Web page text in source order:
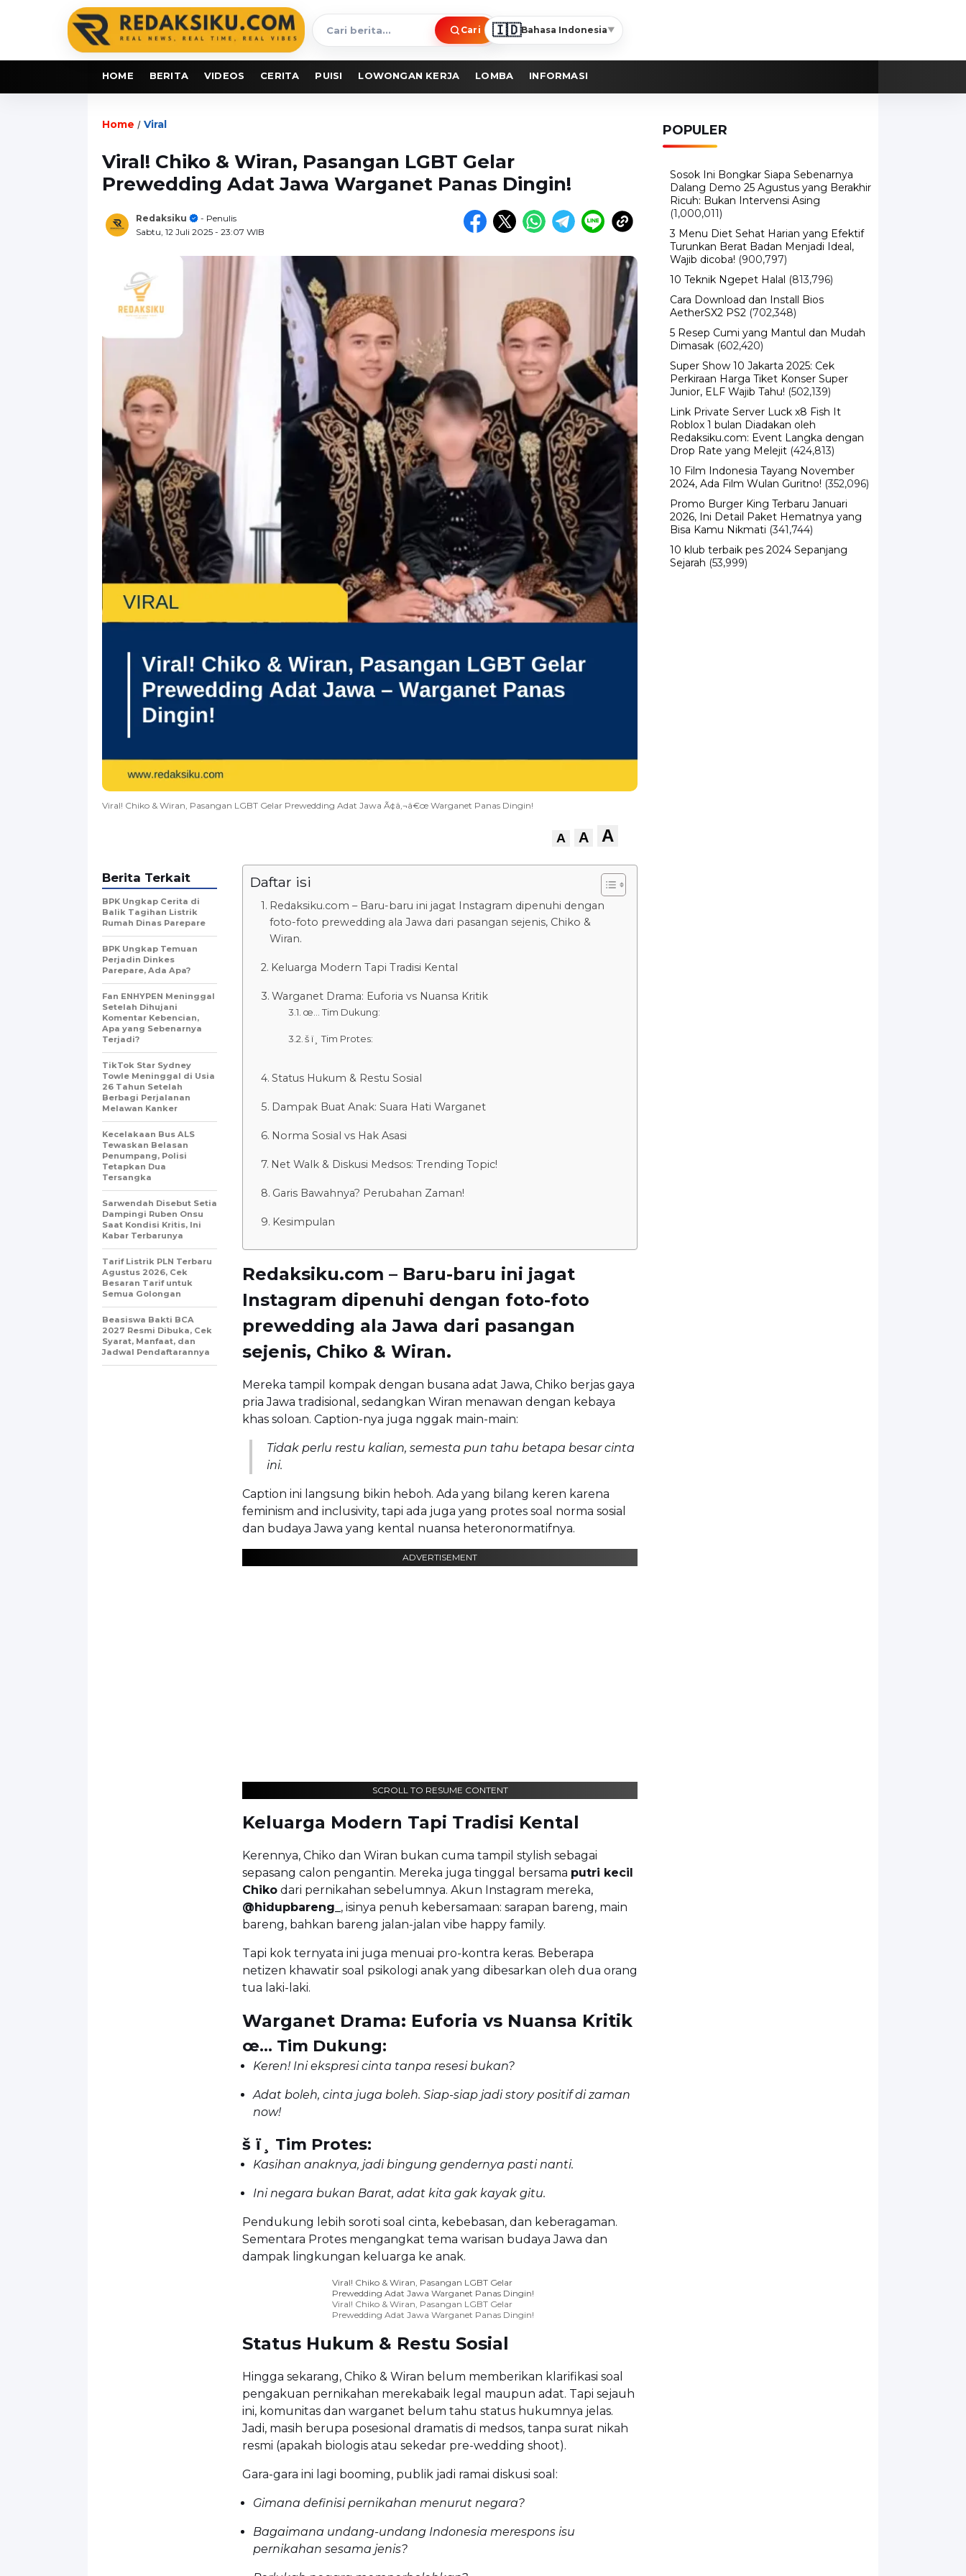
Cari
berita
Cari 🇮🇩Bahasa Indonesia▼
HOME BERITA VIDEOS CERITA PUISI LOWONGAN KERJA LOMBA INFORMASI
Home / Viral
Viral! Chiko & Wiran, Pasangan LGBT Gelar
Prewedding Adat Jawa Warganet Panas Dingin!
Redaksiku
- Penulis
Sabtu, 12 Juli 2025 - 23:07 WIB
Viral! Chiko & Wiran, Pasangan LGBT Gelar Prewedding Adat Jawa Ã¢â‚¬â€œ Warganet Panas Dingin!
A A A
Daftar isi
Redaksiku.com – Baru-baru ini jagat Instagram dipenuhi dengan
foto-foto prewedding ala Jawa dari pasangan sejenis, Chiko &
Wiran.
Keluarga Modern Tapi Tradisi Kental
Warganet Drama: Euforia vs Nuansa Kritik
œ… Tim Dukung:
š ï¸ Tim Protes:
Status Hukum & Restu Sosial
Dampak Buat Anak: Suara Hati Warganet
Norma Sosial vs Hak Asasi
Net Walk & Diskusi Medsos: Trending Topic!
Garis Bawahnya? Perubahan Zaman!
Kesimpulan
Redaksiku.com – Baru-baru ini jagat
Instagram dipenuhi dengan foto-foto
prewedding ala Jawa dari pasangan
sejenis, Chiko & Wiran.
Mereka tampil kompak dengan busana adat Jawa, Chiko berjas gaya
pria Jawa tradisional, sedangkan Wiran menawan dengan kebaya
khas soloan. Caption-nya juga nggak main-main:
Tidak perlu restu kalian, semesta pun tahu betapa besar cinta
ini.
Caption ini langsung bikin heboh. Ada yang bilang keren karena
feminism and inclusivity, tapi ada juga yang protes soal norma sosial
dan budaya Jawa yang kental nuansa heteronormatifnya.
ADVERTISEMENT
SCROLL TO RESUME CONTENT
Keluarga Modern Tapi Tradisi Kental
Kerennya, Chiko dan Wiran bukan cuma tampil stylish sebagai
sepasang calon pengantin. Mereka juga tinggal bersama putri kecil
Chiko dari pernikahan sebelumnya. Akun Instagram mereka,
@hidupbareng_ , isinya penuh kebersamaan: sarapan bareng, main
bareng, bahkan bareng jalan-jalan vibe happy family.
Tapi kok ternyata ini juga menuai pro-kontra keras. Beberapa
netizen khawatir soal psikologi anak yang dibesarkan oleh dua orang
tua laki-laki.
Warganet Drama: Euforia vs Nuansa Kritik
œ… Tim Dukung:
Keren! Ini ekspresi cinta tanpa resesi bukan?
Adat boleh, cinta juga boleh. Siap-siap jadi story positif di zaman
now!
š ï¸ Tim Protes:
Kasihan anaknya, jadi bingung gendernya pasti nanti.
Ini negara bukan Barat, adat kita gak kayak gitu.
Pendukung lebih soroti soal cinta, kebebasan, dan keberagaman.
Sementara Protes mengangkat tema warisan budaya Jawa dan
dampak lingkungan keluarga ke anak.
Viral! Chiko & Wiran, Pasangan LGBT Gelar
Prewedding Adat Jawa Warganet Panas Dingin!
Viral! Chiko & Wiran, Pasangan LGBT Gelar
Prewedding Adat Jawa Warganet Panas Dingin!
Status Hukum & Restu Sosial
Hingga sekarang, Chiko & Wiran belum memberikan klarifikasi soal
pengakuan pernikahan merekabaik legal maupun adat. Tapi sejauh
ini, komunitas dan warganet belum tahu status hukumnya jelas.
Jadi, masih berupa posesional dramatis di medsos, tanpa surat nikah
resmi (apakah biologis atau sekedar pre-wedding shoot).
Gara-gara ini lagi booming, publik jadi ramai diskusi soal:
Gimana definisi pernikahan menurut negara?
Bagaimana undang-undang Indonesia merespons isu
pernikahan sesama jenis?
Berita Terkait
BPK Ungkap Cerita di
Balik Tagihan Listrik
Rumah Dinas Parepare
BPK Ungkap Temuan
Perjadin Dinkes
Parepare, Ada Apa?
Fan ENHYPEN Meninggal
Setelah Dihujani
Komentar Kebencian,
Apa yang Sebenarnya
Terjadi?
TikTok Star Sydney
Towle Meninggal di Usia
26 Tahun Setelah
Berbagi Perjalanan
Melawan Kanker
Kecelakaan Bus ALS
Tewaskan Belasan
Penumpang, Polisi
Tetapkan Dua
Tersangka
Sarwendah Disebut Setia
Dampingi Ruben Onsu
Saat Kondisi Kritis, Ini
Kabar Terbarunya
Tarif Listrik PLN Terbaru
Agustus 2026, Cek
Besaran Tarif untuk
Semua Golongan
Beasiswa Bakti BCA
2027 Resmi Dibuka, Cek
Syarat, Manfaat, dan
Jadwal Pendaftarannya
POPULER
Sosok Ini Bongkar Siapa Sebenarnya
Dalang Demo 25 Agustus yang Berakhir
Ricuh: Bukan Intervensi Asing
(1,000,011)
3 Menu Diet Sehat Harian yang Efektif
Turunkan Berat Badan Menjadi Ideal,
Wajib dicoba! (900,797)
10 Teknik Ngepet Halal (813,796)
Cara Download dan Install Bios
AetherSX2 PS2 (702,348)
5 Resep Cumi yang Mantul dan Mudah
Dimasak (602,420)
Super Show 10 Jakarta 2025: Cek
Perkiraan Harga Tiket Konser Super
Junior, ELF Wajib Tahu! (502,139)
Link Private Server Luck x8 Fish It
Roblox 1 bulan Diadakan oleh
Redaksiku.com: Event Langka dengan
Drop Rate yang Melejit (424,813)
10 Film Indonesia Tayang November
2024, Ada Film Wulan Guritno! (352,096)
Promo Burger King Terbaru Januari
2026, Ini Detail Paket Hematnya yang
Bisa Kamu Nikmati (341,744)
10 klub terbaik pes 2024 Sepanjang
Sejarah (53,999)